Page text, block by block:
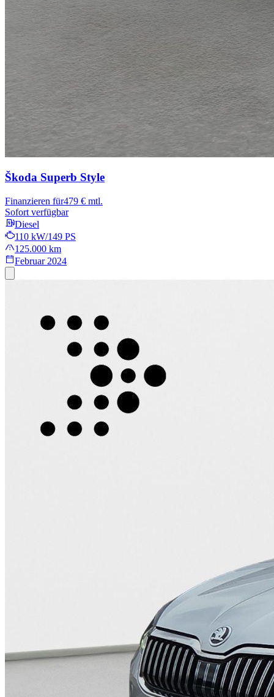
Škoda Superb Style
Finanzieren für479 € mtl.
Sofort verfügbar
Diesel
110 kW/149 PS
125.000 km
Februar 2024